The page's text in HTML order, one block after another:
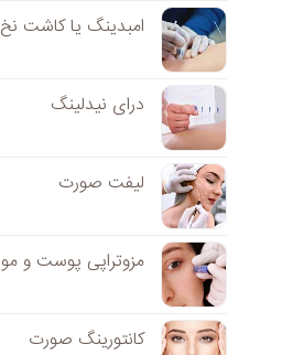
امبدینگ یا کاشت نخ
درای نیدلینگ
لیفت صورت
مزوتراپی پوست و مو
کانتورینگ صورت